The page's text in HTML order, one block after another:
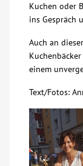
AWO BB Süd
Kuchen oder
ins Gespräch
Auch an
einem
Text/Fotos: